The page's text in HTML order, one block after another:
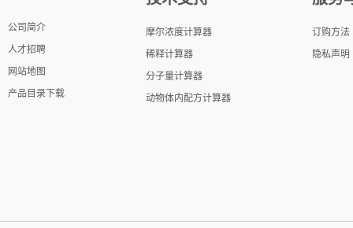
公司简介
人才招聘
网站地图
产品目录下载
摩尔浓度计算器
稀释计算器
分子量计算器
动物体内配方计算器
订购方法
隐私声明